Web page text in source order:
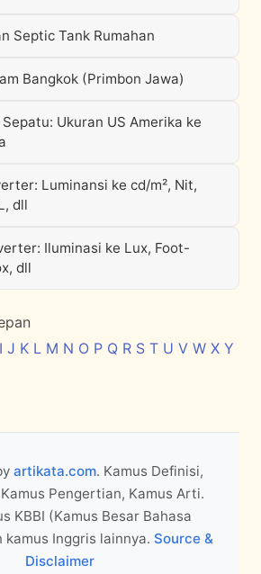
Septic Tank Rumahan
Bangkok (Primbon Jawa)
Ukuran US Amerika ke
Luminansi ke cd/m², Nit,
dll
Iluminasi ke Lux, Foot-
dll
I J K L M N O P Q R S T U V W X Y
artikata.com. Kamus Definisi,
Pengertian, Kamus Arti.
KBBI (Kamus Besar Bahasa
kamus Inggris lainnya. Source &
Disclaimer